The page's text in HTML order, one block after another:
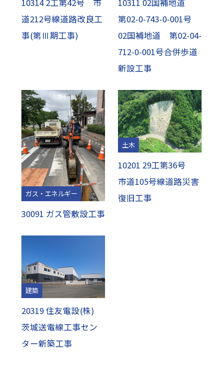
10314 2工第42号 市
道212号線道路改良工
事(第Ⅲ期工事)
10311 02国補地道
第02-0-743-0-001号
02国補地道 第02-04-
712-0-001号合併歩道
新設工事
ガス・エネルギー
30091 ガス管敷設工事
土木
10201 29工第36号
市道105号線道路災害
復旧工事
建築
20319 住友電設(株)
茨城送電線工事セン
ター新築工事